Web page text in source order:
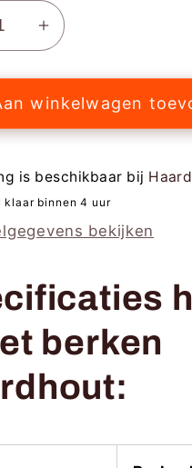
Aantal
voor
Hele
pallet
haardhout
winkelwagen
is beschikbaar bij
klaar binnen 4 uur
bekijken
berken